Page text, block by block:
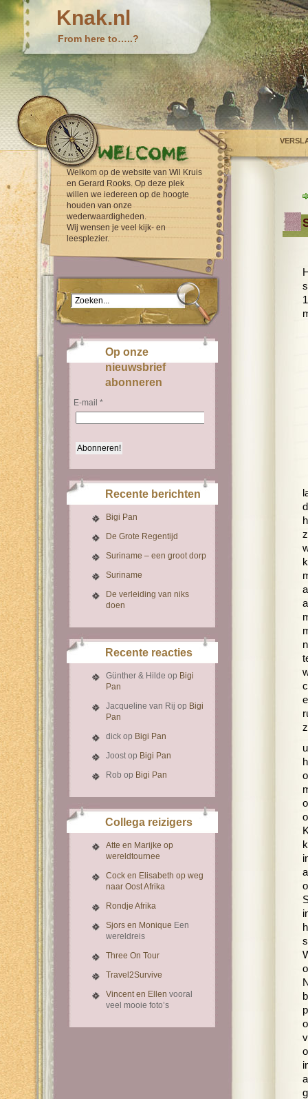
Knak.nl
From here to…..?
Welkom op de website van Wil Kruis
en Gerard Rooks. Op deze plek
willen we iedereen op de hoogte
houden van onze
wederwaardigheden.
Wij wensen je veel kijk- en
leesplezier.
Op onze
nieuwsbrief
abonneren
E-mail *
Recente berichten
Bigi Pan
De Grote Regentijd
Suriname – een groot dorp
Suriname
De verleiding van niks
doen
Recente reacties
Günther & Hilde op Bigi
Pan
Jacqueline van Rij op Bigi
Pan
dick op Bigi Pan
Joostop Bigi Pan
Rob op Bigi Pan
Collega reizigers
Atte en Marijke op
wereldtournee
Cock en Elisabeth op weg
naar Oost Afrika
Rondje Afrika
Sjors en Monique Een
wereldreis
Three On Tour
Travel2Survive
Vincent en Ellen vooral
veel mooie foto’s